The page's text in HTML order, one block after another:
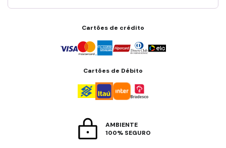
Cartões de crédito
Cartões de Débito
AMBIENTE
100% SEGURO